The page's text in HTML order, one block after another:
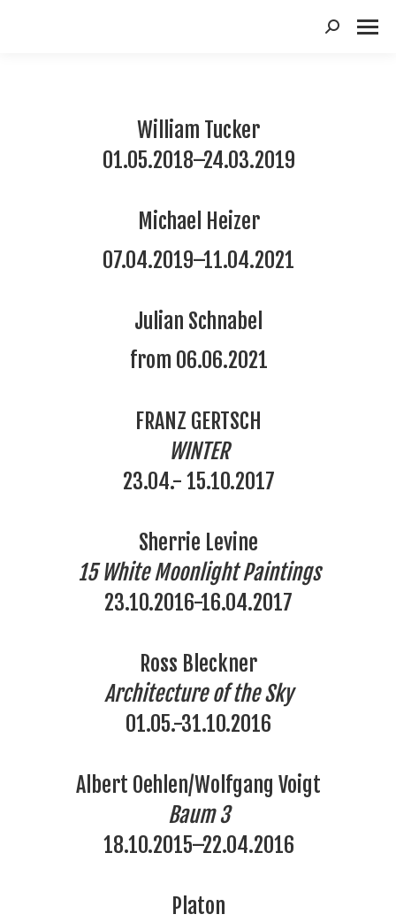
Suchen:
William Tucker
01.05.2018–24.03.2019
Michael Heizer
07.04.2019–11.04.2021
Julian Schnabel
from 06.06.2021
FRANZ GERTSCH
WINTER
23.04.- 15.10.2017
Sherrie Levine
15 White Moonlight Paintings
23.10.2016-16.04.2017
Ross Bleckner
Architecture of the Sky
01.05.-31.10.2016
Albert Oehlen/Wolfgang Voigt
Baum 3
18.10.2015–22.04.2016
Platon